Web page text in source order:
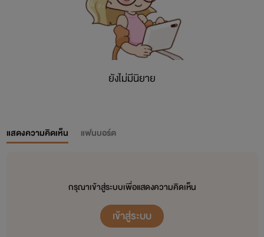
ยังไม่มีนิยาย
แสดงความคิดเห็น แฟนบอร์ด
กรุณาเข้าสู่ระบบเพื่อแสดงความคิดเห็น
เข้าสู่ระบบ